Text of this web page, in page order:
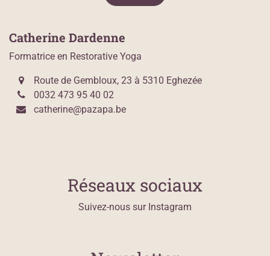
Catherine Dardenne
Formatrice en Restorative Yoga
Route de Gembloux, 23 à 5310 Eghezée
0032 473 95 40 02
catherine@pazapa.be
Réseaux sociaux
Suivez-nous sur Instagram